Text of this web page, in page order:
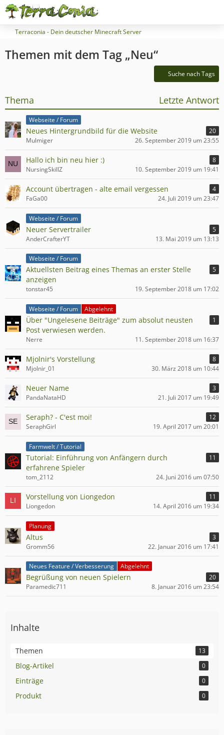
Terraconia - Dein deutscher Minecraft Server
Themen mit dem Tag „Neu“
Suche nach Tags
Thema Letzte Antwort
Webseite / Forum
Neues Hintergrundbild für die Website
20
Mulmiger
26. September 2019 um 23:55
Hallo ich bin neu hier :)
8
NursingSkillZ
10. September 2019 um 19:41
Account übertragen - alte email vergessen
4
FaGa00
24. Juli 2019 um 23:47
Webseite / Forum
Neuer Servertrailer
5
AnderCrafterYT
13. Mai 2019 um 13:13
Webseite / Forum
Aktuellsten Beitrag eines Themas an erster Stelle
anzeigen
5
tonstar45 19. September 2018 um 17:02
Webseite / Forum Abgelehnt
Über "Ungelesene Beiträge" zum absolut neusten
Post verwiesen werden.
1
Nerre 11. September 2018 um 16:37
Mjolnir's Vorstellung
8
Mjolnir_01
30. März 2018 um 10:44
Neuer Name
3
PandaNataHD
21. Juli 2017 um 19:49
Seraph? - C'est moi!
12
SeraphGirl
19. April 2017 um 20:01
Farmwelt / Tutorial
Tutorial: Einführung von Anfängern durch
erfahrene Spieler
11
tom_2112 24. Juni 2016 um 07:50
Vorstellung von Liongedon
11
Liongedon
14. April 2016 um 19:34
Planung
Altus
3
Gromm56
22. Januar 2016 um 17:41
Neues Feature / Verbesserung Abgelehnt
Begrüßung von neuen Spielern
20
Paramedic711
8. Januar 2016 um 23:54
Inhalte
Themen 13
Blog-Artikel 0
Einträge 0
Produkt 0